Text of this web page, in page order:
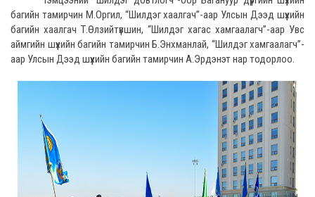
багийн тамирчин М.Оргил, “Шилдэг хаалгач”-аар Улсын Дээд шүүхийн
багийн хаалгач Т.Өлзийтүвшин, “Шилдэг хагас хамгаалагч”-аар Увс
аймгийн шүүхийн багийн тамирчин Б.Энхманлай, “Шилдэг хамгаалагч”-
аар Улсын Дээд шүүхийн багийн тамирчин А.Эрдэнэт нар тодорлоо.